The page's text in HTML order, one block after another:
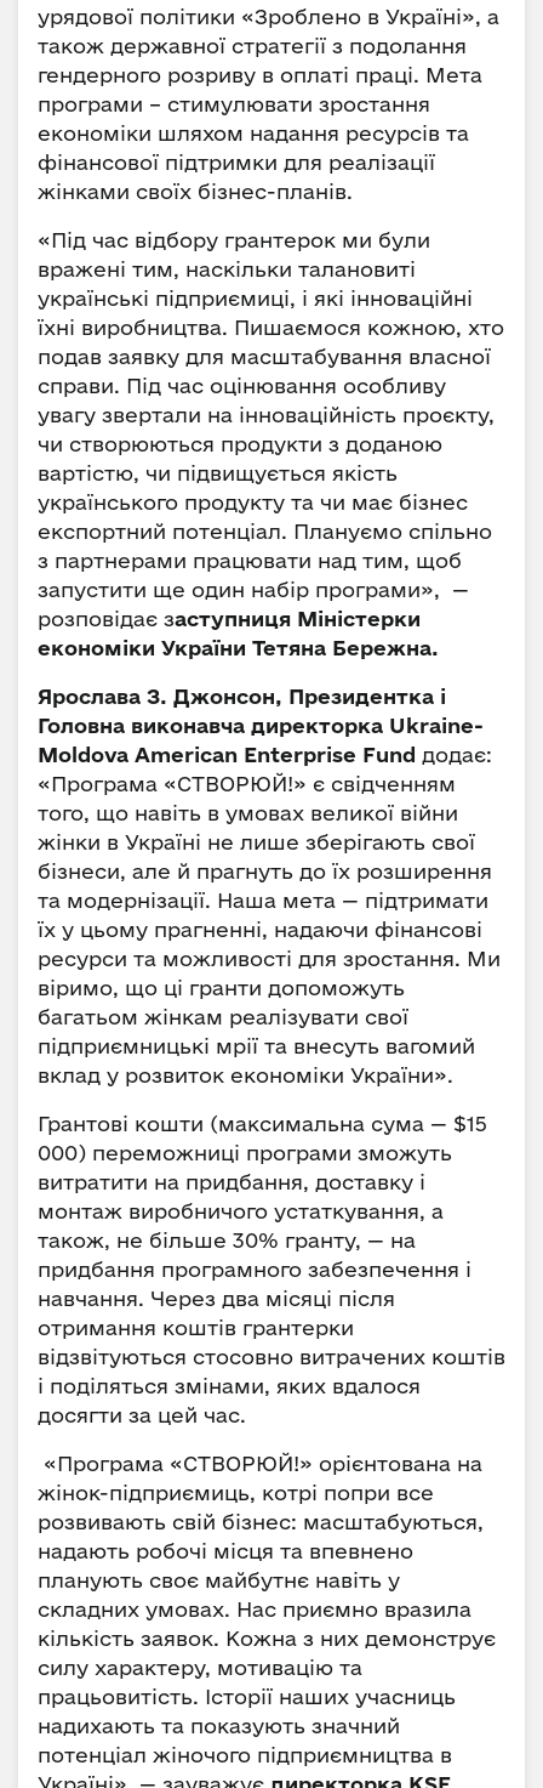
урядової політики «Зроблено в Україні», а
також державної стратегії з подолання
гендерного розриву в оплаті праці. Мета
програми – стимулювати зростання
економіки шляхом надання ресурсів та
фінансової підтримки для реалізації
жінками своїх бізнес-планів.
«Під час відбору грантерок ми були
вражені тим, наскільки талановиті
українські підприємиці, і які інноваційні
їхні виробництва. Пишаємося кожною, хто
подав заявку для масштабування власної
справи. Під час оцінювання особливу
увагу звертали на інноваційність проєкту,
чи створюються продукти з доданою
вартістю, чи підвищується якість
українського продукту та чи має бізнес
експортний потенціал. Плануємо спільно
з партнерами працювати над тим, щоб
запустити ще один набір програми», —
розповідає заступниця Міністерки
економіки України Тетяна Бережна.
Ярослава З. Джонсон, Президентка і
Головна виконавча директорка Ukraine-
Moldova American Enterprise Fund додає:
«Програма «СТВОРЮЙ!» є свідченням
того, що навіть в умовах великої війни
жінки в Україні не лише зберігають свої
бізнеси, але й прагнуть до їх розширення
та модернізації. Наша мета — підтримати
їх у цьому прагненні, надаючи фінансові
ресурси та можливості для зростання. Ми
віримо, що ці гранти допоможуть
багатьом жінкам реалізувати свої
підприємницькі мрії та внесуть вагомий
вклад у розвиток економіки України».
Грантові кошти (максимальна сума — $15
000) переможниці програми зможуть
витратити на придбання, доставку і
монтаж виробничого устаткування, а
також, не більше 30% гранту, — на
придбання програмного забезпечення і
навчання. Через два місяці після
отримання коштів грантерки
відзвітуються стосовно витрачених коштів
і поділяться змінами, яких вдалося
досягти за цей час.
«Програма «СТВОРЮЙ!» орієнтована на
жінок-підприємиць, котрі попри все
розвивають свій бізнес: масштабуються,
надають робочі місця та впевнено
планують своє майбутнє навіть у
складних умовах. Нас приємно вразила
кількість заявок. Кожна з них демонструє
силу характеру, мотивацію та
працьовитість. Історії наших учасниць
надихають та показують значний
потенціал жіночого підприємництва в